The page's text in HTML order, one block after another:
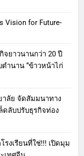
Vision for Future-
จยาวนานกว่า 20 ปี
ำนาน “ข้าวหน้าไก่
ลัย จัดสัมมนาทาง
ดลับปรับธุรกิจท่อง
รงเรียนที่ใช่!!! เปิดมุม